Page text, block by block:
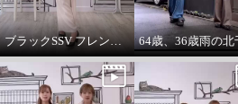
ブラックSSV フレンチシャツにブラックブルゾン so cool!